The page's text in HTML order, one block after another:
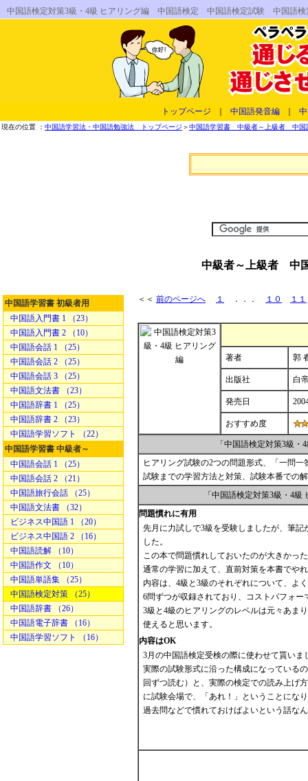
中国語検定対策3級・4級 ヒアリング編 中国語検定 中国語検定試験 中国
トップページ 中国語発音編
現在の位置 ： 中国語学習法・中国語勉強法 トップページ ＞中国語学習書 中級者～上級者 中国
中級者～上級者 中
中国語学習書 初級者用
中国語入門書 1 （23）
中国語入門書 2 （10）
中国語会話 1 （25）
中国語会話 2 （25）
中国語会話 3 （25）
中国語文法書 （23）
中国語辞書 1 （25）
中国語辞書 2 （23）
中国語学習ソフト （22）
中国語学習書 中級者～
中国語会話 1 （25）
中国語会話 2 （21）
中国語旅行会話 （25）
中国語文法書 （32）
ビジネス中国語 1 （20）
ビジネス中国語 2 （16）
中国語読解 （10）
中国語作文 （10）
中国語単語集 （25）
中国語検定対策 （25）
中国語辞書 （26）
中国語電子辞書 （16）
中国語学習ソフト （16）
＜＜ 前のページへ １ ．．． １０ １１
著者 郭
出版社 白
発売日
おすすめ度
「中国語検定対策3級
ヒアリング試験の2つの問題形式、「一問
試験までの学習方法と対策、試験本番での
「中国語検定対策3級・4
問題慣れに有用
先月に力試しで3級を受験しましたが、筆
した。
この本で問題慣れしておいたのが大きかっ
通常の学習に加えて、直前対策を本書でや
内容は、4級と3級のそれぞれについて、よ
6問ずつが収録されており、コストパフォー
3級と4級のヒアリングのレベルは元々あま
使えると思います。
内容はOK
3月の中国語検定受検の際に使わせて貰いま
実際の試験形式に沿った構成になっている
回ずつ読む）と、実際の検定での読み上げ
に試験会場で、「あれ！」ということにな
過去問などで慣れておけばよいという話な